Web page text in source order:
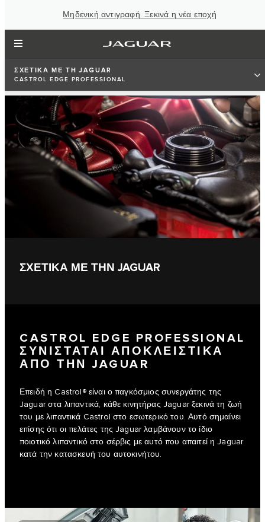
Μηδενική αντιγραφή. Ξεκινά η νέα εποχή
ΣΧΕΤΙΚΑ ΜΕ ΤΗ JAGUAR
CASTROL EDGE PROFESSIONAL
ΣΧΕΤΙΚΑ ΜΕ ΤΗΝ JAGUAR
CASTROL EDGE PROFESSIONAL
ΣΥΝΙΣΤΑΤΑΙ ΑΠΟΚΛΕΙΣΤΙΚΑ
ΑΠΟ ΤΗΝ JAGUAR
Επειδή η Castrol® είναι ο παγκόσμιος συνεργάτης της
Jaguar στα λιπαντικά, κάθε κινητήρας Jaguar ξεκινά τη ζωή
του με λιπαντικά Castrol στο εσωτερικό του. Αυτό σημαίνει
επίσης ότι οι πελάτες της Jaguar λαμβάνουν το ίδιο
ποιοτικό λιπαντικό στο σέρβις με αυτό που απαιτεί η Jaguar
κατά την κατασκευή του αυτοκινήτου.